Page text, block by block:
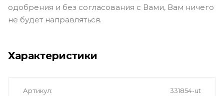
одобрения и без согласования с Вами, Вам ничего
не будет направляться.
Характеристики
Артикул 331854-ut